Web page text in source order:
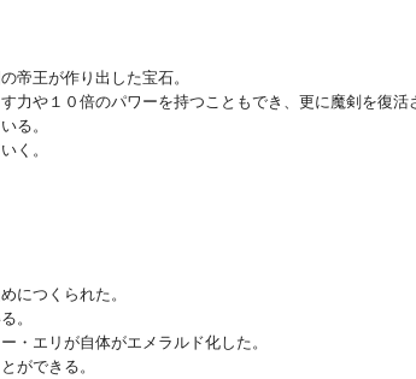
帝王が作り出した宝石。
力や１０倍のパワーを持つこともでき、更に魔剣を復活
る。
く。
につくられた。
。
・エリが自体がエメラルド化した。
ができる。